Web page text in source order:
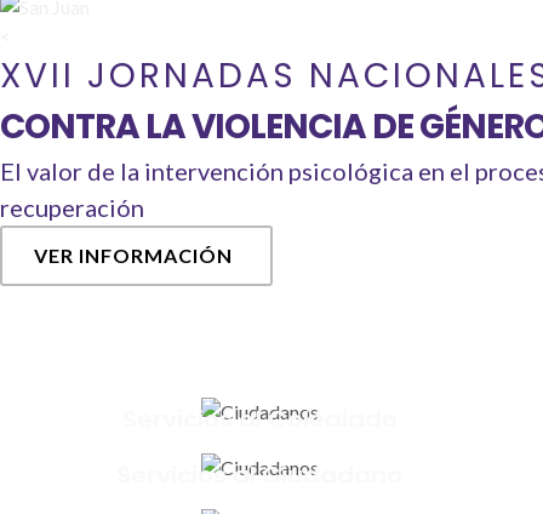
XVII JORNADAS
CONTRA LA VIOLENCIA DE
El valor de la intervención psicológica en el
recuperación
VER INFORMACIÓN
Servicios al Colegiado
Servicios al Ciudadano